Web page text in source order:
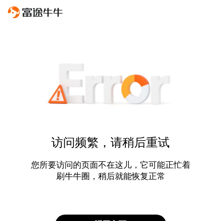
访问频繁，请稍后重试
您所要访问的页面不在这儿，它可能正忙着
刷牛牛圈，稍后就能恢复正常